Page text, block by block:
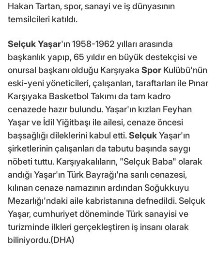
Hakan Tartan, spor, sanayi ve iş dünyasının
temsilcileri katıldı.
Selçuk Yaşar'ın 1958-1962 yılları arasında
başkanlık yapıp, 65 yıldır en büyük destekçisi ve
onursal başkanı olduğu Karşıyaka Spor Kulübü'nün
eski-yeni yöneticileri, çalışanları, taraftarları ile Pınar
Karşıyaka Basketbol Takımı da tam kadro
cenazede hazır bulundu. Yaşar'ın kızları Feyhan
Yaşar ve İdil Yiğitbaşı ile ailesi, cenaze öncesi
başsağlığı dileklerini kabul etti.SelçukYaşar'ın
şirketlerinin çalışanları da tabutu başında saygı
nöbeti tuttu. Karşıyakalıların, "Selçuk Baba" olarak
andığı Yaşar'ın Türk Bayrağı'na sarılı cenazesi,
kılınan cenaze namazının ardından Soğukkuyu
Mezarlığı'ndaki aile kabristanına defnedildi. Selçuk
Yaşar, cumhuriyet döneminde Türk sanayisi ve
turizminde ilkleri gerçekleştiren iş insanı olarak
biliniyordu.(DHA)